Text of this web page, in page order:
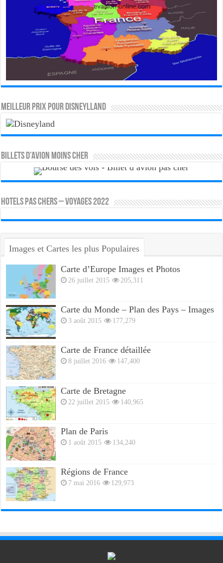
MEILLEUR PRIX POUR DISNEYLLAND
Billets d’avion moins cher
HOTELS PAS CHERS – VOYAGES 2022
Images et Cartes les plus Populaires
Carte d’Europe Images et Photos
26 juillet 2015 205,311
Carte du Monde – Plan des Pays – Images
3 août 2015 177,279
Carte de France détaillée
8 juillet 2016 147,400
Carte de Bretagne
22 juillet 2015 140,965
Plan de Paris
1 août 2015 134,240
Régions de France
7 mai 2016 129,973